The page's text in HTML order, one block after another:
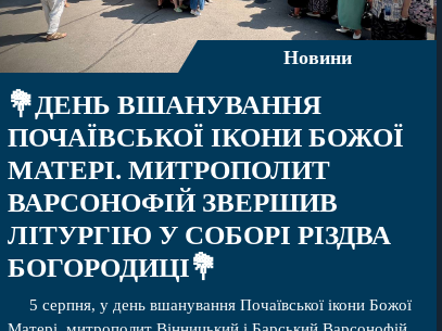
Новини
💐ДЕНЬ ВШАНУВАННЯ
ПОЧАЇВСЬКОЇ ІКОНИ БОЖОЇ
МАТЕРІ. МИТРОПОЛИТ
ВАРСОНОФІЙ ЗВЕРШИВ
ЛІТУРГІЮ У СОБОРІ РІЗДВА
БОГОРОДИЦІ💐
5 серпня, у день вшанування Почаївської ікони Божої